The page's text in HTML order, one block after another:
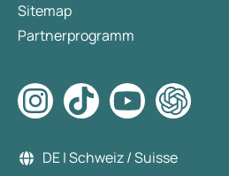
Sitemap
Partnerprogramm
DE | Schweiz / Suisse